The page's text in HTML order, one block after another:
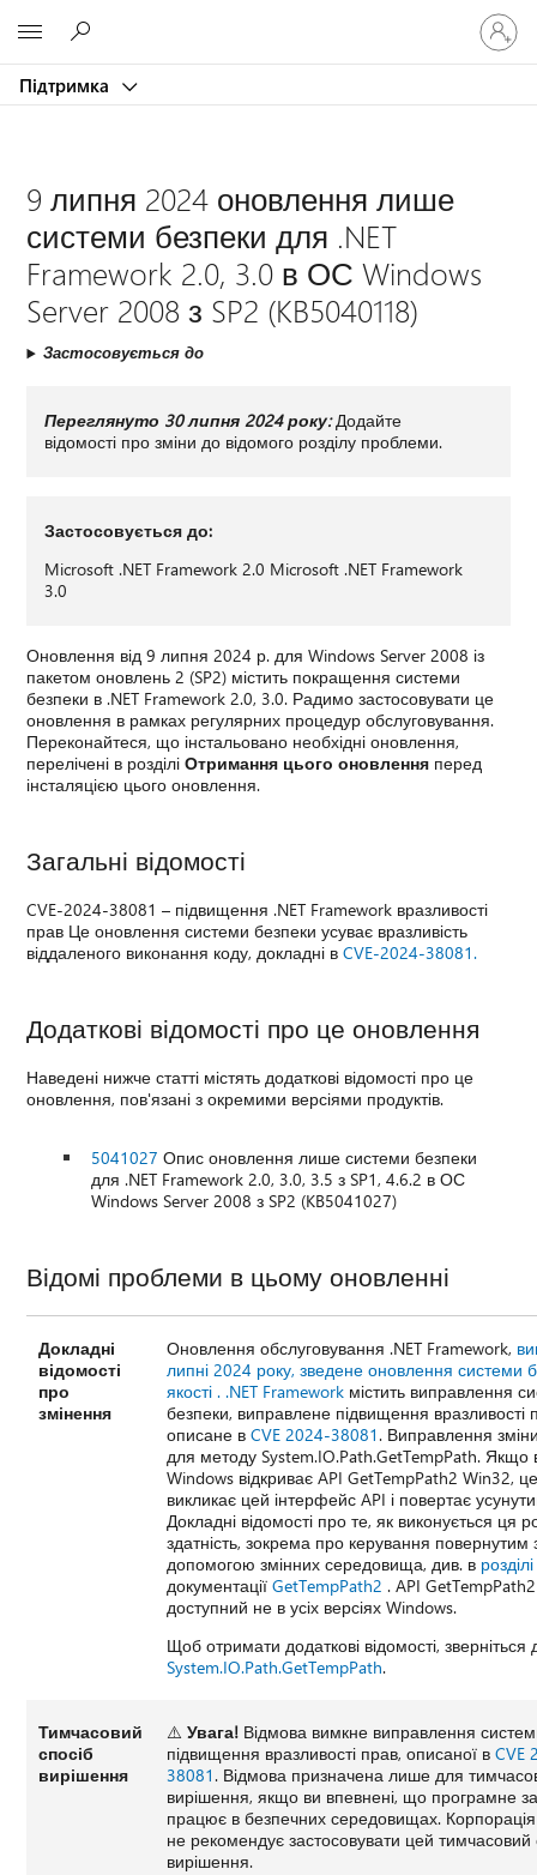
Підтримка
Увійдіть
свій
запис
9 липня 2024 оновлення лише
системи безпеки для .NET
Framework 2.0, 3.0 в ОС Windows
Server 2008 з SP2 (KB5040118)
Застосовується до
Переглянуто 30 липня 2024 року: Додайте
відомості про зміни до відомого розділу проблеми.
Застосовується до:
Microsoft .NET Framework 2.0 Microsoft .NET Framework
3.0
Оновлення від 9 липня 2024 р. для Windows Server 2008 із
пакетом оновлень 2 (SP2) містить покращення системи
безпеки в .NET Framework 2.0, 3.0. Радимо застосовувати це
оновлення в рамках регулярних процедур обслуговування.
Переконайтеся, що інстальовано необхідні оновлення,
перелічені в розділіОтримання цього оновлення перед
інсталяцією цього оновлення.
Загальні відомості
CVE-2024-38081 – підвищення .NET Framework вразливості
прав Це оновлення системи безпеки усуває вразливість
віддаленого виконання коду, докладні вCVE-2024-38081.
Додаткові відомості про це оновлення
Наведені нижче статті містять додаткові відомості про це
оновлення, пов'язані з окремими версіями продуктів.
5041027 Опис оновлення лише системи безпеки
для .NET Framework 2.0, 3.0, 3.5 з SP1, 4.6.2 в ОС
Windows Server 2008 з SP2 (KB5041027)
Відомі проблеми в цьому оновленні
Докладні
відомості
про
змінення
Оновлення обслуговування .NET Framework,
липні 2024 року, зведене оновлення системи
якості . .NET Framework містить виправлення
безпеки, виправлене підвищення вразливості
описане вCVE 2024-38081 . Виправлення
для методу System.IO.Path.GetTempPath. Якщо
Windows відкриває API GetTempPath2 Win32,
викликає цей інтерфейс API і повертає
Докладні відомості про те, як виконується ця
здатність, зокрема про керування
допомогою змінних середовища, див. в
документаціїGetTempPath2 . API
доступний не в усіх версіях Windows.
Щоб отримати додаткові відомості,
System.IO.Path.GetTempPath.
Тимчасовий
спосіб
вирішення
⚠️Увага! Відмова вимкне виправлення
підвищення вразливості прав, описаної вCVE
38081 . Відмова призначена лише для
вирішення, якщо ви впевнені, що програмне
працює в безпечних середовищах.
не рекомендує застосовувати цей тимчасовий
вирішення.